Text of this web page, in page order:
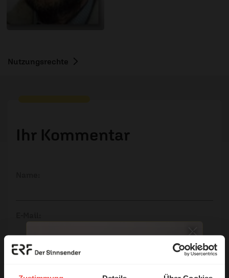
Nutzungsrechte
Ihr Kommentar
Die E-Mail-Adresse wird nicht veröffentlicht.